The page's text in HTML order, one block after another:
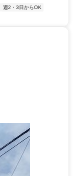
週2・3日からOK